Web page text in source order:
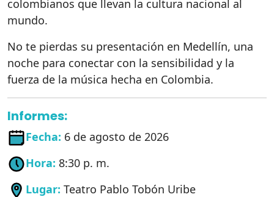
colombianos que llevan la cultura nacional al
mundo.
No te pierdas su presentación en Medellín, una
noche para conectar con la sensibilidad y la
fuerza de la música hecha en Colombia.
Informes:
Fecha: 6 de agosto de 2026
Hora: 8:30 p. m.
Lugar: Teatro Pablo Tobón Uribe